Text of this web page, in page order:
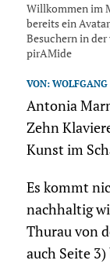
Willkommen im
bereits ein
Besuchern in
pirAMide
VON: WOLFGANG
Antonia
Zehn
Kunst im
Es kommt
nachhaltig
Thurau von
auch Seite